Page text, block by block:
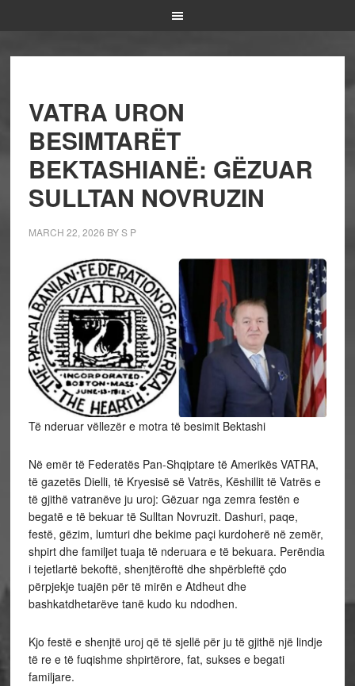
VATRA URON
BESIMTARËT
BEKTASHIANË: GËZUAR
SULLTAN NOVRUZIN
MARCH 22, 2026 BYS P
Të nderuar vëllezër e motra të besimit Bektashi
Në emër të Federatës Pan-Shqiptare të Amerikës VATRA,
të gazetës Dielli, të Kryesisë së Vatrës, Këshillit të Vatrës e
të gjithë vatranëve ju uroj: Gëzuar nga zemra festën e
begatë e të bekuar të Sulltan Novruzit. Dashuri, paqe,
festë, gëzim, lumturi dhe bekime paçi kurdoherë në zemër,
shpirt dhe familjet tuaja të nderuara e të bekuara. Perëndia
i tejetlartë bekoftë, shenjtëroftë dhe shpërbleftë çdo
përpjekje tuajën për të mirën e Atdheut dhe
bashkatdhetarëve tanë kudo ku ndodhen.
Kjo festë e shenjtë uroj që të sjellë për ju të gjithë një lindje
të re e të fuqishme shpirtërore, fat, sukses e begati
familjare.